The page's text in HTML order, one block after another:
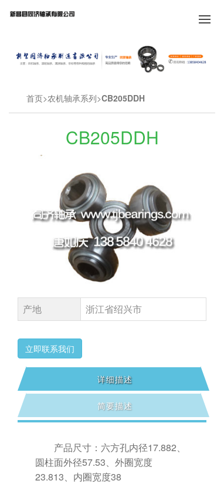
首页 农机轴承系列 CB205DDH
CB205DDH
产地 浙江省绍兴市
立即联系我们
详细描述
简要描述
产品尺寸：六方孔内径17.882、
圆柱面外径57.53、外圈宽度
23.813、内圈宽度38